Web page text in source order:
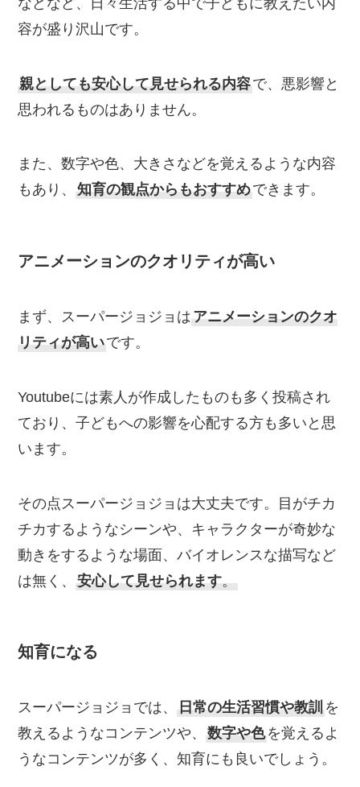
容が盛り沢山です。
親としても安心して見せられる内容で、悪影響と
思われるものはありません。
また、数字や色、大きさなどを覚えるような内容
もあり、 知育の観点からもおすすめできます。
アニメーションのクオリティが高い
まず、スーパージョジョは アニメーションのクオ
リティが高いです。
Youtubeには素人が作成したものも多く投稿され
ており、子どもへの影響を心配する方も多いと思
います。
その点スーパージョジョは大丈夫です。目がチカ
チカするようなシーンや、キャラクターが奇妙な
動きをするような場面、バイオレンスな描写など
は無く、 安心して見せられます。
知育になる
スーパージョジョでは、 日常の生活習慣や教訓 を
教えるようなコンテンツや、 数字や色を覚えるよ
うなコンテンツが多く、知育にも良いでしょう。